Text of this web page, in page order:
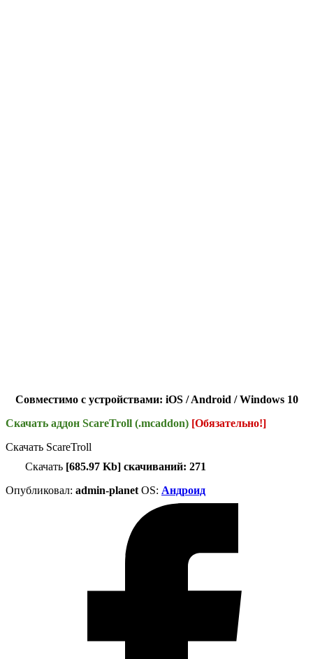
Совместимо с устройствами: iOS / Android / Windows 10
Скачать аддон ScareTroll (.mcaddon) [Обязательно!]
Скачать ScareTroll
Скачать [685.97 Kb] скачиваний: 271
Опубликовал: admin-planet ОS: Андроид